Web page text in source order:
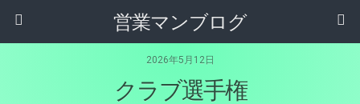
営業マンブログ
2026年5月12日
クラブ選手権